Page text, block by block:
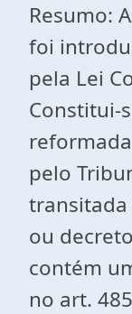
Resumo:
foi
pela Lei
Constitui-
pelo
ou
contém
no art.